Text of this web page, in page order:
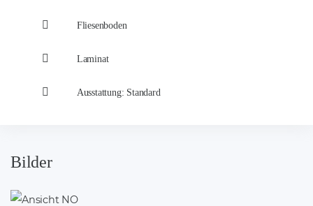
Fliesenboden
Laminat
Ausstattung: Standard
Bilder